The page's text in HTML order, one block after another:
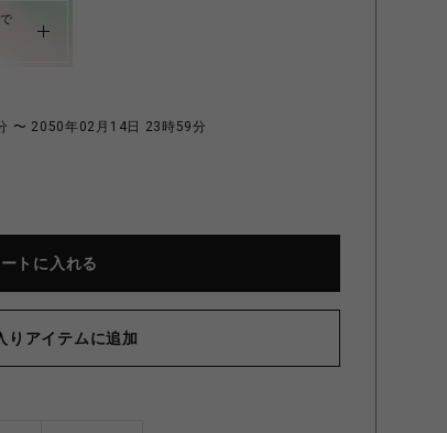
〜 2050年02月14日 23時59分
トに入れる
りアイテムに追加